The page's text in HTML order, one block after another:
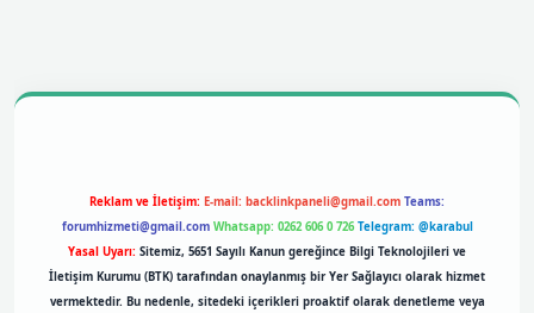
Reklam ve İletişim: E-mail: backlinkpaneli@gmail.com Teams:
forumhizmeti@gmail.com Whatsapp: 0262 606 0 726 Telegram: @karabul
Yasal Uyarı: Sitemiz, 5651 Sayılı Kanun gereğince Bilgi Teknolojileri ve
İletişim Kurumu (BTK) tarafından onaylanmış bir Yer Sağlayıcı olarak hizmet
vermektedir. Bu nedenle, sitedeki içerikleri proaktif olarak denetleme veya